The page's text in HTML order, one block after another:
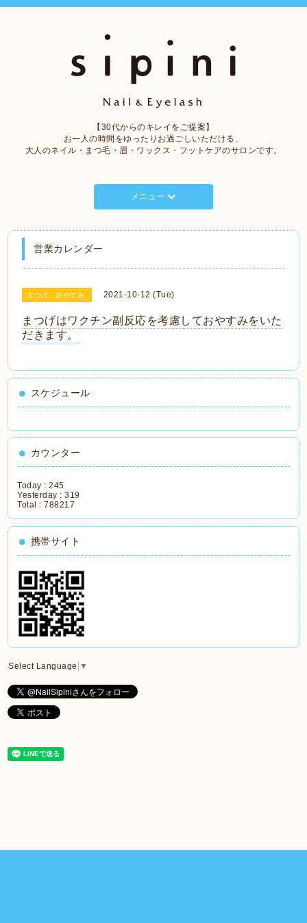
【30代からのキレイをご提案】
お一人の時間をゆったりお過ごしいただける、
大人のネイル・まつ毛・眉・ワックス・フットケアのサロンです。
メニュー
営業カレンダー
まつげ おやすみ 2021-10-12 (Tue)
まつげはワクチン副反応を考慮しておやすみをいた
だきます。
スケジュール
カウンター
Today :245
Yesterday :319
Total :788217
携帯サイト
Select Language ▼